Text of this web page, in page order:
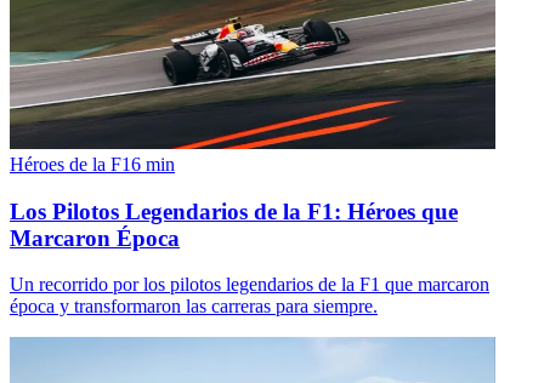
Héroes de la F16 min
Los Pilotos Legendarios de la F1: Héroes que
Marcaron Época
Un recorrido por los pilotos legendarios de la F1 que marcaron
época y transformaron las carreras para siempre.